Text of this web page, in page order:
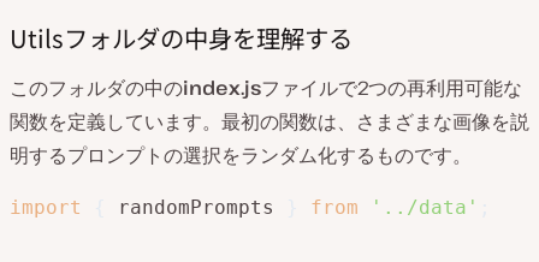
Utilsフォルダの中身を理解する
このフォルダの中のindex.jsファイルで2つの再利用可能な
関数を定義しています。最初の関数は、さまざまな画像を説
明するプロンプトの選択をランダム化するものです。
import randomPrompts from '../data'